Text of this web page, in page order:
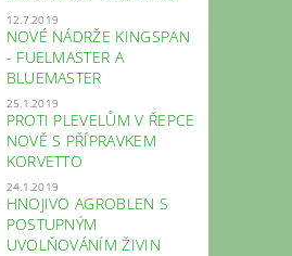
12.7.2019
NOVÉ NÁDRŽE KINGSPAN
- FUELMASTER A
BLUEMASTER
25.1.2019
PROTI PLEVELŮM V ŘEPCE
NOVĚ S PŘÍPRAVKEM
KORVETTO
24.1.2019
HNOJIVO AGROBLEN S
POSTUPNÝM
UVOLŇOVÁNÍM ŽIVIN